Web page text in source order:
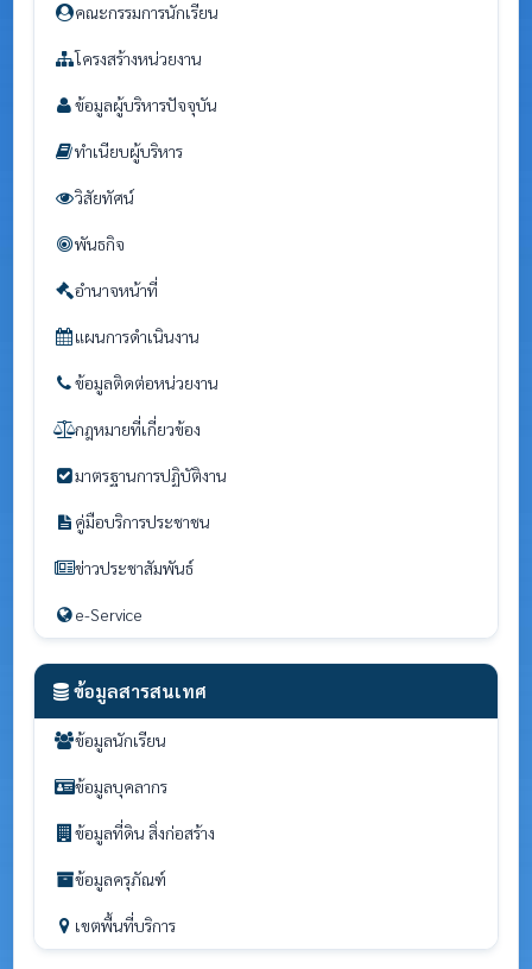
คณะกรรมการนักเรียน
โครงสร้างหน่วยงาน
ข้อมูลผู้บริหารปัจจุบัน
ทำเนียบผู้บริหาร
วิสัยทัศน์
พันธกิจ
อำนาจหน้าที่
แผนการดำเนินงาน
ข้อมูลติดต่อหน่วยงาน
กฎหมายที่เกี่ยวข้อง
มาตรฐานการปฏิบัติงาน
คู่มือบริการประชาชน
ข่าวประชาสัมพันธ์
e-Service
ข้อมูลสารสนเทศ
ข้อมูลนักเรียน
ข้อมูลบุคลากร
ข้อมูลที่ดิน สิ่งก่อสร้าง
ข้อมูลครุภัณฑ์
เขตพื้นที่บริการ